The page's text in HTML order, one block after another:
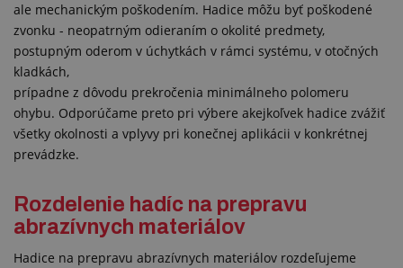
ale mechanickým poškodením. Hadice môžu byť poškodené
zvonku - neopatrným odieraním o okolité predmety,
postupným oderom v úchytkách v rámci systému, v otočných
kladkách,
prípadne z dôvodu prekročenia minimálneho polomeru
ohybu. Odporúčame preto pri výbere akejkoľvek hadice zvážiť
všetky okolnosti a vplyvy pri konečnej aplikácii v konkrétnej
prevádzke.
Rozdelenie hadíc na prepravu
abrazívnych materiálov
Hadice na prepravu abrazívnych materiálov rozdeľujeme